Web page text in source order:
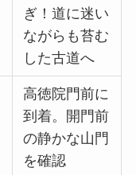
ぎ！道に迷い
ながらも苔む
した古道へ
高徳院門前に
到着。開門前
の静かな山門
を確認